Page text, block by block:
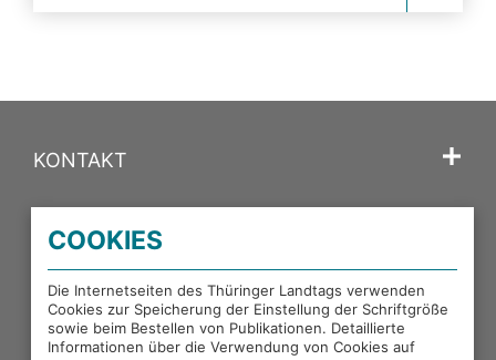
KONTAKT
PORTALE DES THÜRINGER LANDTAGS
EXTERNE LINKS
COOKIES
Die Internetseiten des Thüringer Landtags verwenden
Cookies zur Speicherung der Einstellung der Schriftgröße
sowie beim Bestellen von Publikationen. Detaillierte
Informationen über die Verwendung von Cookies auf